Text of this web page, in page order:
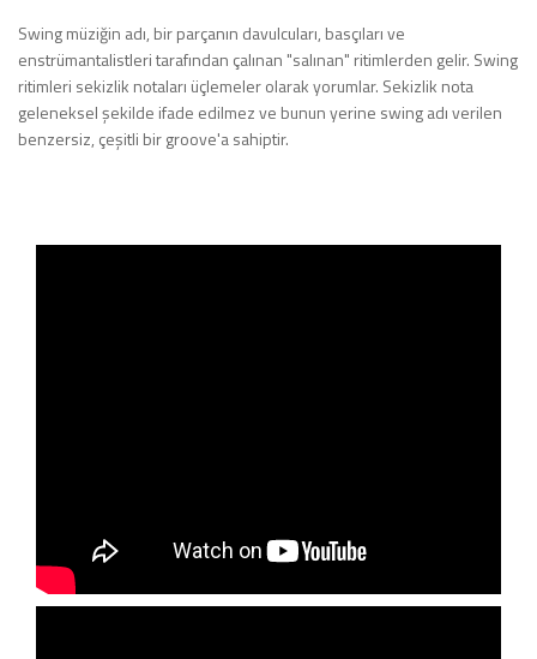
Swing müziğin adı, bir parçanın davulcuları, basçıları ve
enstrümantalistleri tarafından çalınan "salınan" ritimlerden gelir. Swing
ritimleri sekizlik notaları üçlemeler olarak yorumlar. Sekizlik nota
geleneksel şekilde ifade edilmez ve bunun yerine swing adı verilen
benzersiz, çeşitli bir groove'a sahiptir.